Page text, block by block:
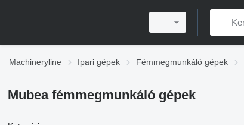
Machineryline Ipari gépek Fémmegmunkáló gépek
Mubea fémmegmunkáló gépek